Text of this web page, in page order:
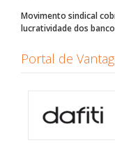
Movimento sindical
lucratividade dos
Portal de